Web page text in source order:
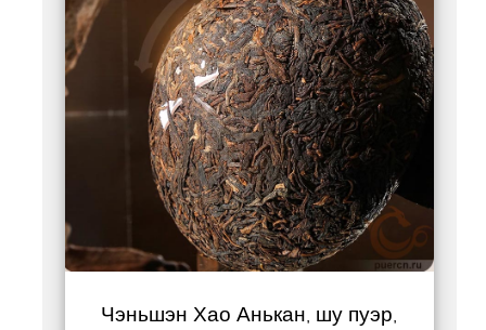
Чэньшэн Хао Анькан, шу пуэр,